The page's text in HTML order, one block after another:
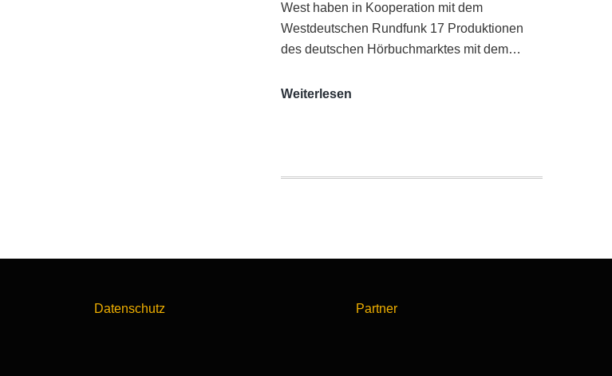
West haben in Kooperation mit dem
Westdeutschen Rundfunk 17 Produktionen
des deutschen Hörbuchmarktes mit dem…
Weiterlesen
Ausgezeichnete
Datenschutz Partner